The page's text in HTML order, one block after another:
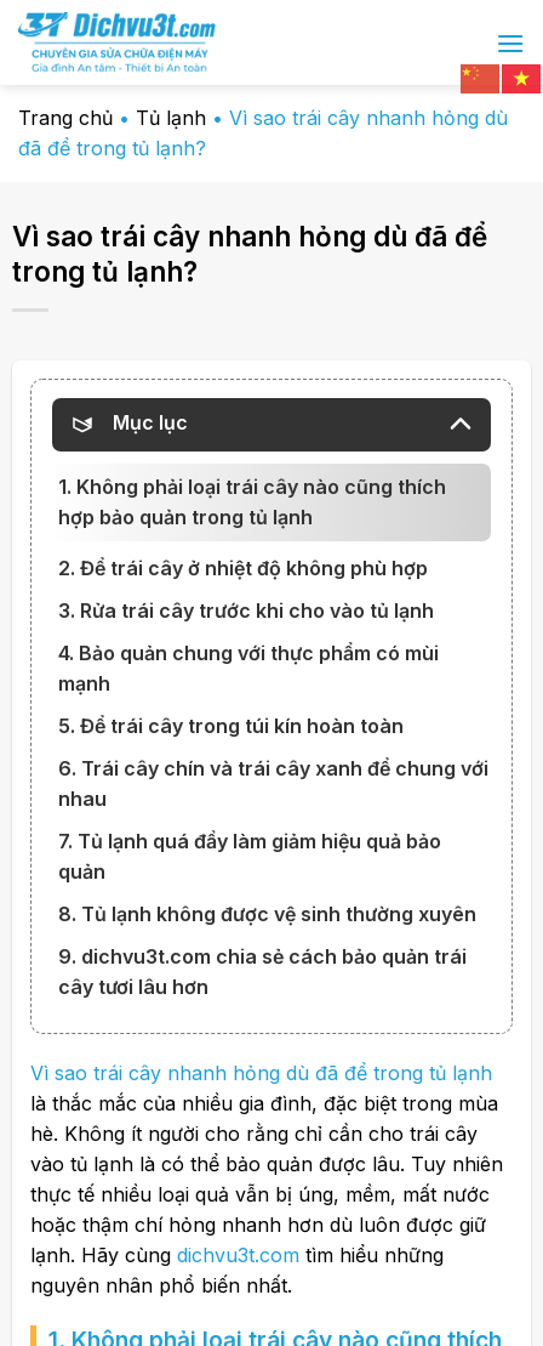
Chuyển
đến
dung
Trang chủ • Tủ lạnh • Vì sao trái cây nhanh hỏng dù
đã để trong tủ lạnh?
Vì sao trái cây nhanh hỏng dù đã để
trong tủ lạnh?
Mục lục
1. Không phải loại trái cây nào cũng thích
hợp bảo quản trong tủ lạnh
2. Để trái cây ở nhiệt độ không phù hợp
3. Rửa trái cây trước khi cho vào tủ lạnh
4. Bảo quản chung với thực phẩm có mùi
mạnh
5. Để trái cây trong túi kín hoàn toàn
6. Trái cây chín và trái cây xanh để chung với
nhau
7. Tủ lạnh quá đầy làm giảm hiệu quả bảo
quản
8. Tủ lạnh không được vệ sinh thường xuyên
9. dichvu3t.com chia sẻ cách bảo quản trái
cây tươi lâu hơn
Vì sao trái cây nhanh hỏng dù đã để trong tủ lạnh
là thắc mắc của nhiều gia đình, đặc biệt trong mùa
hè. Không ít người cho rằng chỉ cần cho trái cây
vào tủ lạnh là có thể bảo quản được lâu. Tuy nhiên
thực tế nhiều loại quả vẫn bị úng, mềm, mất nước
hoặc thậm chí hỏng nhanh hơn dù luôn được giữ
lạnh. Hãy cùng dichvu3t.comtìm hiểu những
nguyên nhân phổ biến nhất.